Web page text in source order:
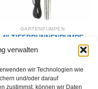
verwalten
wir Technologien wie
und/oder darauf
zustimmst, können wir Daten
GARTENPUMPEN
4″ TIEFBRUNNENPUMPE
SD 3-14 (1,1 kW, 230 V)
mit 20-m-Kabel
IN DEN WARENKORB